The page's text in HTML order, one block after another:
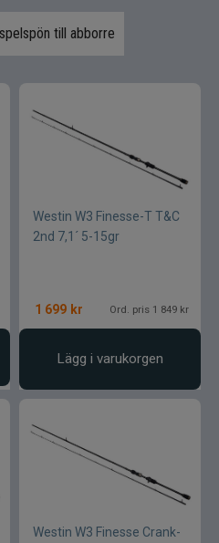
till abborre
Westin W3 Finesse-T T&C
2nd 7,1´ 5-15gr
1 699 kr Ord. pris 1 849 kr
Lägg i varukorgen
Westin W3 Finesse Crank-